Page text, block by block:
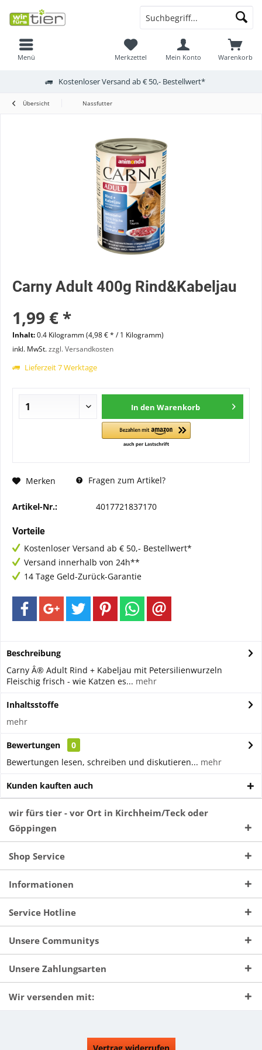
Menü Warenkorb
Merkzettel Mein Konto
Kostenloser Versand ab € 50,- Bestellwert*
Übersicht Nassfutter
Carny Adult 400g Rind&Kabeljau
1,99 € *
Inhalt:0.4 Kilogramm (4,98 € * / 1 Kilogramm)
inkl. MwSt.zzgl. Versandkosten
Lieferzeit 7 Werktage
In den Warenkorb
Merken Fragen zum Artikel?
Artikel-Nr.: 4017721837170
Vorteile
Kostenloser Versand ab € 50,- Bestellwert*
Versand innerhalb von 24h**
14 Tage Geld-Zurück-Garantie
Beschreibung
Carny Â® Adult Rind + Kabeljau mit Petersilienwurzeln
Fleischig frisch - wie Katzen es... mehr
Inhaltsstoffe
mehr
Bewertungen
0
Bewertungen lesen, schreiben und diskutieren... mehr
Kunden kauften auch
wir fürs tier - vor Ort in Kirchheim/Teck oder
Göppingen
Shop Service
Informationen
Service Hotline
Unsere Communitys
Unsere Zahlungsarten
Wir versenden mit: